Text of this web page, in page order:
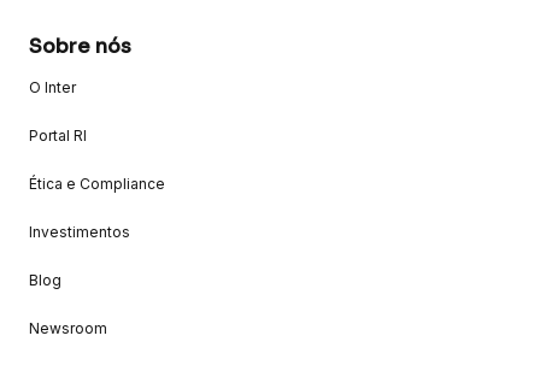
Sobre nós
O Inter
Portal RI
Ética e Compliance
Investimentos
Blog
Newsroom